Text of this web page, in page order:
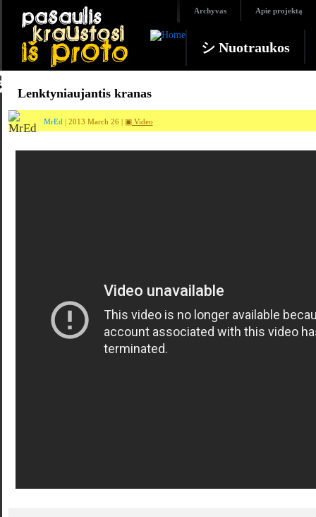
Archyvas Apie projektą
シ Nuotraukos
Lenktyniaujantis kranas
MrEd | 2013 March 26 | ▣ Video